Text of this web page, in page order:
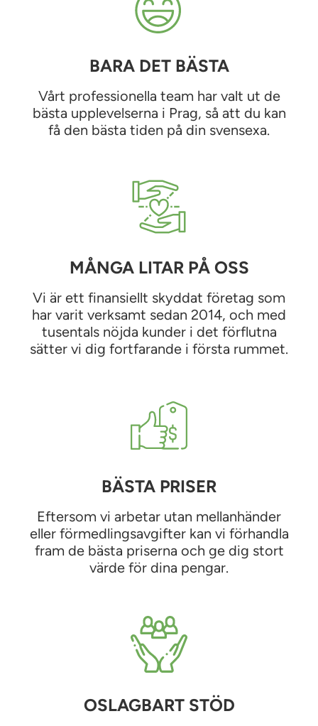
BARA DET BÄSTA
Vårt professionella team har valt ut de
bästa upplevelserna i Prag, så att du kan
få den bästa tiden på din svensexa.
MÅNGA LITAR PÅ OSS
Vi är ett finansiellt skyddat företag som
har varit verksamt sedan 2014, och med
tusentals nöjda kunder i det förflutna
sätter vi dig fortfarande i första rummet.
BÄSTA PRISER
Eftersom vi arbetar utan mellanhänder
eller förmedlingsavgifter kan vi förhandla
fram de bästa priserna och ge dig stort
värde för dina pengar.
OSLAGBART STÖD